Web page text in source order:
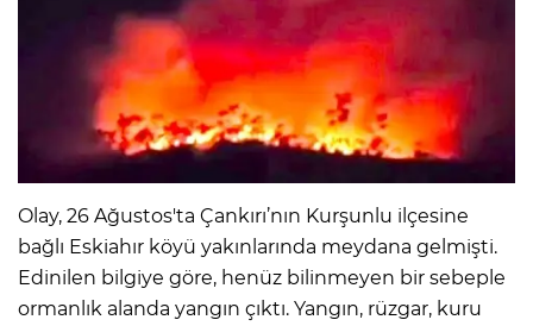
Olay, 26 Ağustos'ta Çankırı’nın Kurşunlu ilçesine
bağlı Eskiahır köyü yakınlarında meydana gelmişti.
Edinilen bilgiye göre, henüz bilinmeyen bir sebeple
ormanlık alanda yangın çıktı. Yangın, rüzgar, kuru